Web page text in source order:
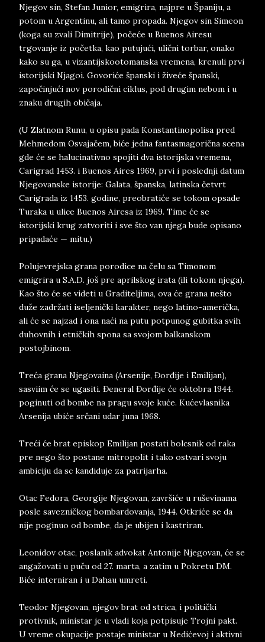
Njegov sin, Stefan Junior, emigrira, najpre u Španiju, a
potom u Argentinu, ali tamo propada. Njegov sin Simeon
(koga su zvali Dimitrije), počeće u Buenos Airesu
trgovanje iz početka, kao putujući, ulični torbar, onako
kako su ga, u vizantijskootomanska vremena, krenuli prvi
istorijski Njagoi. Govoriće španski i živeće španski,
započinjući nov porodični ciklus, pod drugim nebom i u
znaku drugih običaja.
(U Zlatnom Runu, u opisu pada Konstantinopolisa pred
Mehmedom Osvajačem, biće jedna fantasmagorična scena
gde će se halucinativno spojiti dva istorijska vremena,
Carigrad 1453. i Buenos Aires 1969, prvi i poslednji datum
Njegovanske istorije: Galata, španska, latinska četvrt
Carigrada iz 1453. godine, preobratiće se tokom opsade
Turaka u ulice Buenos Airesa iz 1969. Time će se
istorijski krug zatvoriti i sve što van njega bude opisano
pripadaće — mitu.)
Polujevrejska grana porodice na čelu sa Timonom
emigrira u S.A.D. još pre aprilskog irata (ili tokom njega).
Kao što će se videti u Graditeljima, ova će grana nešto
duže zadržati iseljenički karakter, nego latino-američka,
ali će se najzad i ona naći na putu potpunog gubitka svih
duhovnih i etničkih spona sa svojom balkanskom
postojbinom.
Treća grana Njegovaina (Arsenije, Đorđije i Emilijan),
sasviim će se ugasiti. Đeneral Đorđije će oktobra 1944.
poginuti od bombe na pragu svoje kuće. Kućevlasnika
Arsenija ubiće srčani udar juna 1968.
Treći će brat episkop Emilijan postati bolcsnik od raka
pre nego što postane mitropolit i tako ostvari svoju
ambiciju da sc kandiduje za patrijarha.
Otac Fedora, Georgije Njegovan, završiće u ruševinama
posle savezničkog bombardovanja, 1944. Otkriće se da
nije poginuo od bombe, da je ubijen i kastriran.
Leonidov otac, poslanik advokat Antonije Njegovan, će se
angažovati u puču od 27. marta, a zatim u Pokretu DM.
Biće interniran i u Dahau umreti.
Teodor Njegovan, njegov brat od strica, i politički
protivnik, ministar je u vladi koja potpisuje Trojni pakt.
U vreme okupacije postaje ministar u Nedićevoj i aktivni